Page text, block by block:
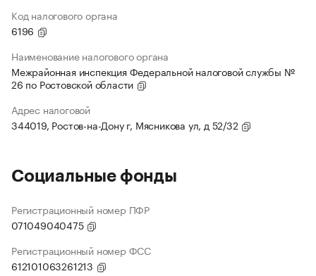
Код налогового органа
6196
Наименование налогового органа
Межрайонная инспекция Федеральной налоговой службы №
26 по Ростовской области
Адрес налоговой
344019, Ростов-на-Дону г, Мясникова ул, д 52/32
Социальные фонды
Регистрационный номер ПФР
071049040475
Регистрационный номер ФСС
612101063261213